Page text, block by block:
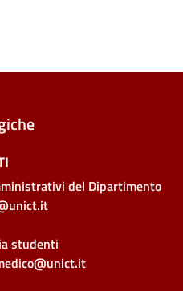
del Dipartimento
studenti